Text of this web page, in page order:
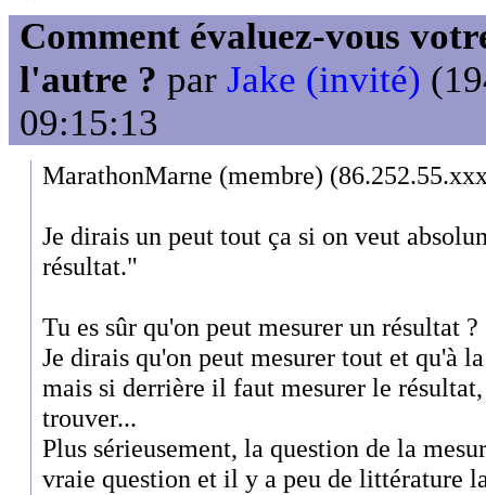
Comment évaluez-vous
l'autre ? par Jake (invité)
09:15:13
MarathonMarne (membre)
Je dirais un peut tout ça si on veut
résultat."
Tu es sûr qu'on peut mesurer un résultat ?
Je dirais qu'on peut mesurer tout et qu'à
mais si derrière il faut mesurer le
trouver...
Plus sérieusement, la question de la
vraie question et il y a peu de littérature